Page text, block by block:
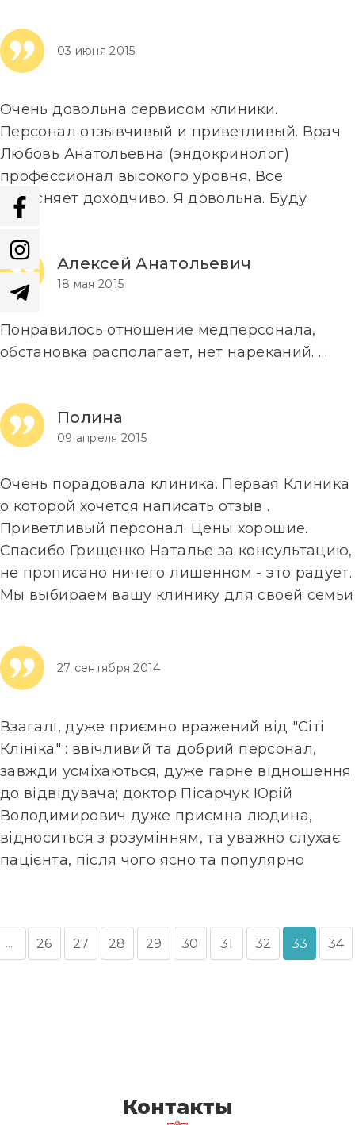
03 июня 2015
Очень довольна сервисом клиники.
Персонал отзывчивый и приветливый. Врач
Любовь Анатольевна (эндокринолог)
профессионал высокого уровня. Все
объясняет доходчиво. Я довольна. Буду
обращаться еще.
Алексей Анатольевич
18 мая 2015
Понравилось отношение медперсонала,
обстановка располагает, нет нареканий. …
Полина
09 апреля 2015
Очень порадовала клиника. Первая Клиника
о которой хочется написать отзыв .
Приветливый персонал. Цены хорошие.
Спасибо Грищенко Наталье за консультацию,
не прописано ничего лишенном - это радует.
Мы выбираем вашу клинику для своей семьи
27 сентября 2014
Взагалі, дуже приємно вражений від "Сіті
Клініка" : ввічливий та добрий персонал,
завжди усміхаються, дуже гарне відношення
до відвідувача; доктор Пісарчук Юрій
Володимирович дуже приємна людина,
відноситься з розумінням, та уважно слухає
пацієнта, після чого ясно та популярно
… 26 27 28 29 30 31 32 33 34
Контакты